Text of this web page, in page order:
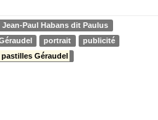
Jean-Paul Habans dit Paulus
portrait
publicité
Géraudel